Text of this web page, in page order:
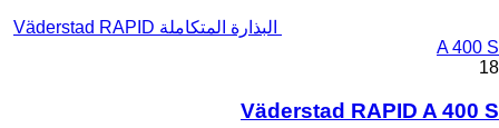
البذارة المتكاملة Väderstad RAPID
A 400 S
18
Väderstad RAPID A 400 S